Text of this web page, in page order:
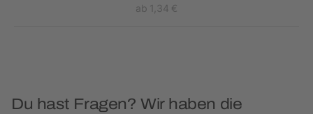
ab 1,34 €
Du hast Fragen? Wir haben die